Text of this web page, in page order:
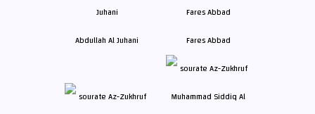
Abdullah Al Juhani Fares Abbad